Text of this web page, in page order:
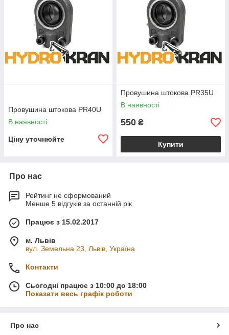
Провушина штокова PR40U
В наявності
Ціну уточнюйте
Провушина штокова PR35U
В наявності
550 ₴
Купити
Про нас
Рейтинг не сформований
Менше 5 відгуків за останній рік
Працює з 15.02.2017
м. Львів
вул. Земельна 23, Львів, Україна
Контакти
Сьогодні працює з 10:00 до 18:00
Показати весь графік роботи
Про нас